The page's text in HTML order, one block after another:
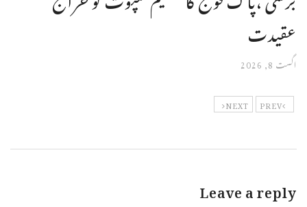
عقیدت
اگست 8, 2026
PREV
NEXT
Leave a reply